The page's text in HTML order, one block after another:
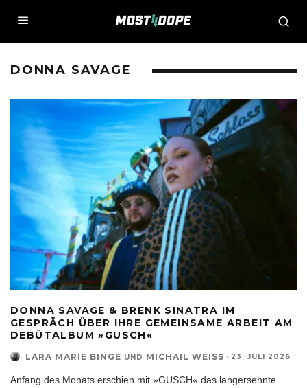
DONNA SAVAGE
DONNA SAVAGE & BRENK SINATRA IM
GESPRÄCH ÜBER IHRE GEMEINSAME ARBEIT AM
DEBÜTALBUM »GUSCH«
LARA MARIE BINGE UND MICHAIL WEISS · 23. JULI 2026
Anfang des Monats erschien mit »GUSCH« das langersehnte